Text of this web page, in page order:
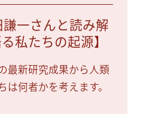
一さんと読み解
私たちの起源】
最新研究成果から人類
は何者かを考えます。